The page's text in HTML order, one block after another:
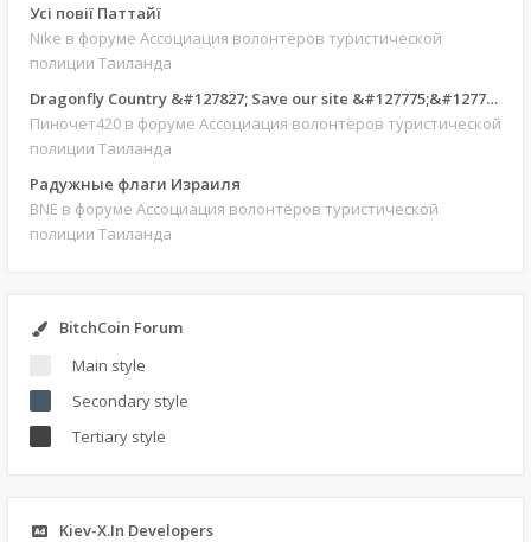
Усі повії Паттайї
Nike в форуме Ассоциация волонтёров туристической
полиции Таиланда
Dragonfly Country &#127827; Save our site &#127775;&#127769;
Пиночет420 в форуме Ассоциация волонтёров туристической
полиции Таиланда
Радужные флаги Израиля
BNE в форуме Ассоциация волонтёров туристической
полиции Таиланда
BitchCoin Forum
Main style
Secondary style
Tertiary style
Kiev-X.In Developers